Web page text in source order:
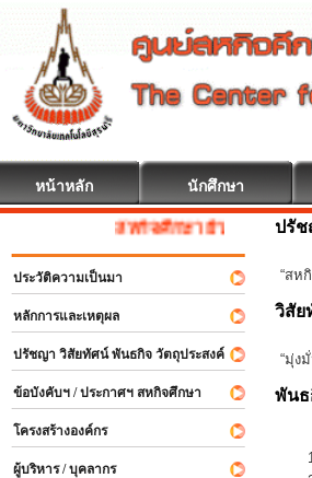
หน้าหลัก นักศึกษา
สหกิจศึกษา ยินดีต้อนรับ
ประวัติความเป็นมา
หลักการและเหตุผล
ปรัชญา วิสัยทัศน์ พันธกิจ วัตถุประสงค์
ข้อบังคับฯ / ประกาศฯ สหกิจศึกษา
โครงสร้างองค์กร
ผู้บริหาร / บุคลากร
ปรั
“สห
วิสัย
“มุ่ง
พัน